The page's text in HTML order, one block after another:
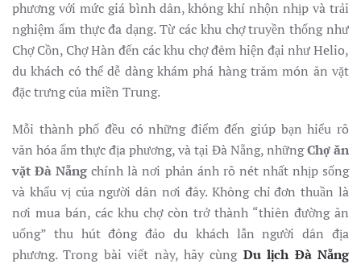
CÓ
GÌ
HẤP
DẪN?
KHÁM
PHÁ
THỰC
DU
KHÁCH
MÊ
MẨN
phương với mức giá bình dân, không khí nhộn nhịp và trải
nghiệm ẩm thực đa dạng. Từ các khu chợ truyền thống như
Chợ Cồn, Chợ Hàn đến các khu chợ đêm hiện đại như Helio,
du khách có thể dễ dàng khám phá hàng trăm món ăn vặt
đặc trưng của miền Trung.
Mỗi thành phố đều có những điểm đến giúp bạn hiểu rõ
văn hóa ẩm thực địa phương, và tại Đà Nẵng, nhữngChợ ăn
vặt Đà Nẵng chính là nơi phản ánh rõ nét nhất nhịp sống
và khẩu vị của người dân nơi đây. Không chỉ đơn thuần là
nơi mua bán, các khu chợ còn trở thành “thiên đường ăn
uống” thu hút đông đảo du khách lẫn người dân địa
phương. Trong bài viết này, hãy cùng Du lịch Đà Nẵng